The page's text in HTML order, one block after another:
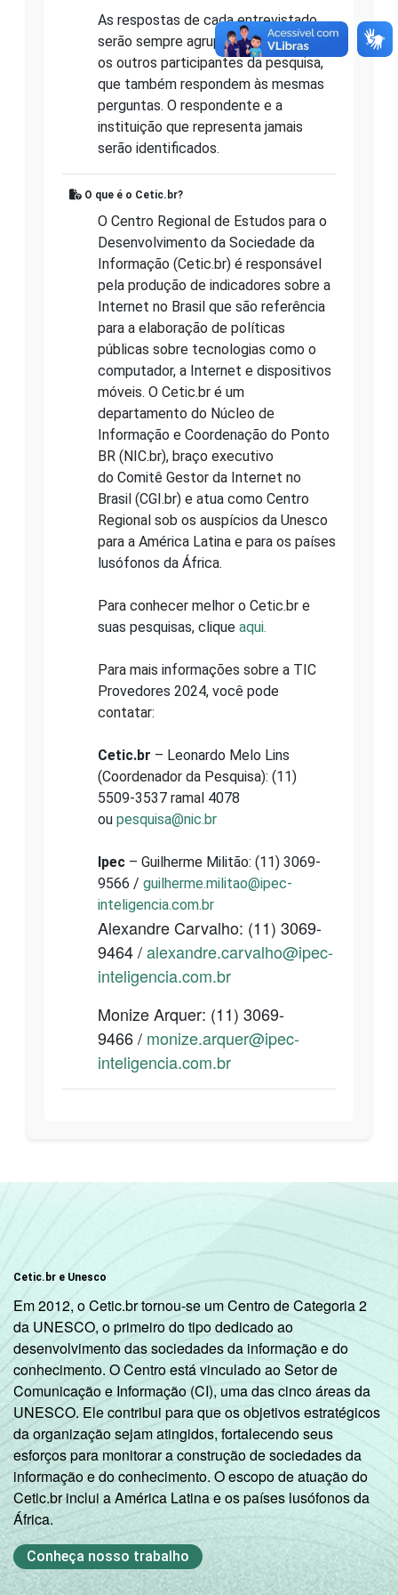
As respostas de cada entrevistado
serão sempre agrupadas às de todos
os outros participantes da pesquisa,
que também respondem às mesmas
perguntas. O respondente e a
instituição que representa jamais
serão identificados.
O que é o Cetic.br?
O Centro Regional de Estudos para o
Desenvolvimento da Sociedade da
Informação (Cetic.br) é responsável
pela produção de indicadores sobre a
Internet no Brasil que são referência
para a elaboração de políticas
públicas sobre tecnologias como o
computador, a Internet e dispositivos
móveis. O Cetic.br é um
departamento do Núcleo de
Informação e Coordenação do Ponto
BR (NIC.br), braço executivo
do Comitê Gestor da Internet no
Brasil (CGI.br) e atua como Centro
Regional sob os auspícios da Unesco
para a América Latina e para os países
lusófonos da África.
Para conhecer melhor o Cetic.br e
suas pesquisas, clique aqui.
Para mais informações sobre a TIC
Provedores 2024, você pode
contatar:
Cetic.br – Leonardo Melo Lins
(Coordenador da Pesquisa): (11)
5509-3537 ramal 4078
ou pesquisa@nic.br
Ipec – Guilherme Militão: (11) 3069-
9566 / guilherme.militao@ipec-
inteligencia.com.br
Alexandre Carvalho: (11) 3069-
9464 /alexandre.carvalho@ipec-
inteligencia.com.br
Monize Arquer: (11) 3069-
9466 / monize.arquer@ipec-
inteligencia.com.br
Cetic.br e Unesco
Em 2012, o Cetic.br tornou-se um Centro de Categoria 2
da UNESCO, o primeiro do tipo dedicado ao
desenvolvimento das sociedades da informação e do
conhecimento. O Centro está vinculado ao Setor de
Comunicação e Informação (CI), uma das cinco áreas da
UNESCO. Ele contribui para que os objetivos estratégicos
da organização sejam atingidos, fortalecendo seus
esforços para monitorar a construção de sociedades da
informação e do conhecimento. O escopo de atuação do
Cetic.br inclui a América Latina e os países lusófonos da
África.
Conheça nosso trabalho